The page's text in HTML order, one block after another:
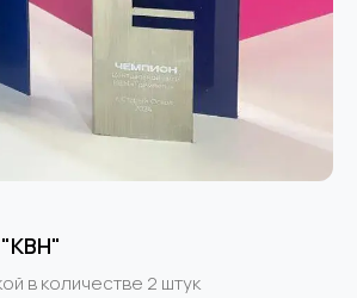
в количестве 2 штук